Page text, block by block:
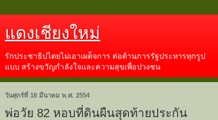
แดงเชียงใหม่
รักประชาธิปไตยไม่เอาเผด็จการ ต่อต้านการรัฐประหารทุกรูป
แบบ สร้างขวัญกำลังใจและความสุขเพื่อปวงชน
วันศุกร์ที่ 18 มีนาคม พ.ศ. 2554
พ่อวัย 82 หอบที่ดินผืนสุดท้ายประกัน